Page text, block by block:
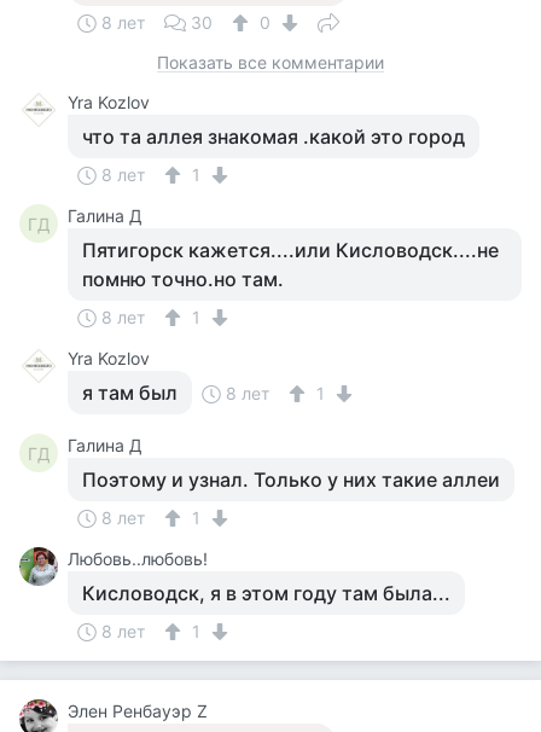
8 лет 30
0
Показать все комментарии
Yra Kozlov
что та аллея знакомая .какой это город
8 лет 1
ГД Галина Д
Пятигорск кажется....или Кисловодск....не
помню точно.но там.
8 лет
1
Yra Kozlov
я там был 8 лет 1
ГД Галина Д
Поэтому и узнал. Только у них такие аллеи
8 лет
1
Любовь..любовь!
Кисловодск, я в этом году там была...
8 лет 1
Элен Ренбауэр Z